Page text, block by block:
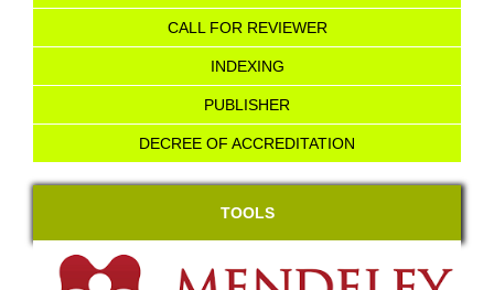
CALL FOR REVIEWER
INDEXING
PUBLISHER
DECREE OF ACCREDITATION
TOOLS